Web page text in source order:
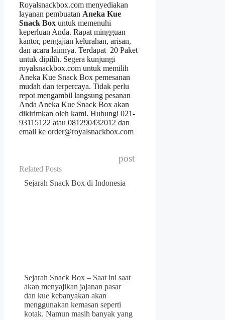
Royalsnackbox.com menyediakan
layanan pembuatan Aneka Kue
Snack Box untuk memenuhi
keperluan Anda. Rapat mingguan
kantor, pengajian kelurahan, arisan,
dan acara lainnya. Terdapat 20 Paket
untuk dipilih. Segera kunjungi
royalsnackbox.com untuk memilih
Aneka Kue Snack Box pemesanan
mudah dan terpercaya. Tidak perlu
repot mengambil langsung pesanan
Anda Aneka Kue Snack Box akan
dikirimkan oleh kami. Hubungi 021-
93115122 atau 081290432012 dan
email ke order@royalsnackbox.com
post
Related Posts
Sejarah Snack Box di Indonesia
Sejarah Snack Box – Saat ini saat
akan menyajikan jajanan pasar
dan kue kebanyakan akan
menggunakan kemasan seperti
kotak. Namun masih banyak yang